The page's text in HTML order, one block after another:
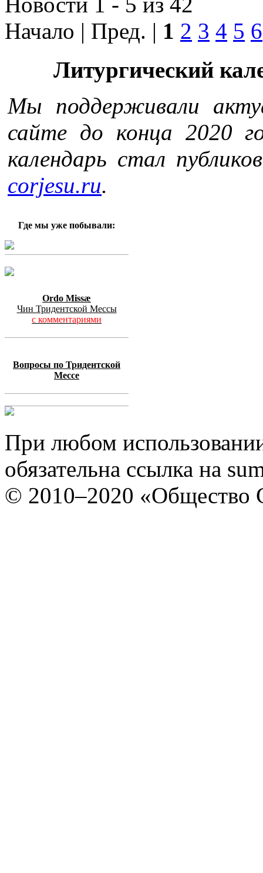
Начало | Пред. | 1 2 3 4 5 6
Литургический
Мы поддерживали
сайте до конца 2020
календарь стал
corjesu.ru.
Где мы уже побывали:
Ordo Missæ
Чин Тридентской Мессы
с комментариями
Вопросы по Тридентской
Мессе
При любом
обязательна ссылка на
© 2010–2020 «Общество